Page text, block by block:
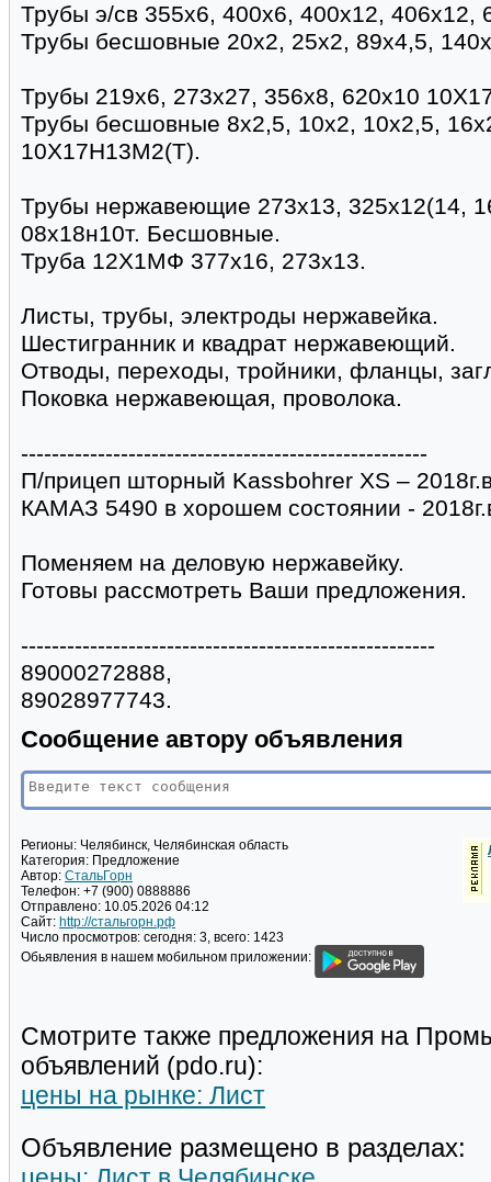
Трубы э/св 355х6, 400х6, 400х12, 406х12,
Трубы бесшовные 20х2, 25х2, 89х4,5,
Трубы 219х6, 273х27, 356х8, 620х10
Трубы бесшовные 8х2,5, 10х2, 10х2,5,
10Х17Н13М2(Т).
Трубы нержавеющие 273х13, 325х12(14,
08х18н10т. Бесшовные.
Труба 12Х1МФ 377х16, 273х13.
Листы, трубы, электроды нержавейка.
Шестигранник и квадрат нержавеющий.
Отводы, переходы, тройники, фланцы,
Поковка нержавеющая, проволока.
-----------------------------------------------------
П/прицеп шторный Kassbohrer XS –
КАМАЗ 5490 в хорошем состоянии -
Поменяем на деловую нержавейку.
Готовы рассмотреть Ваши предложения.
------------------------------------------------------
89000272888,
89028977743.
Сообщение автору объявления
Регионы: Челябинск, Челябинская область
Категория: Предложение
Автор: СтальГорн
Телефон: +7 (900) 0888886
Отправлено: 10.05.2026 04:12
Сайт: http://стальгорн.рф
Число просмотров: сегодня: 3, всего: 1423
Обьявления в нашем мобильном приложении:
Смотрите также предложения на
объявлений (pdo.ru):
цены на рынке: Лист
Объявление размещено в разделах: